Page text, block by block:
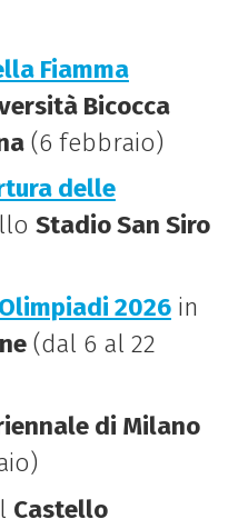
Fiamma
Bicocca
(6 febbraio)
delle
Stadio San Siro
2026in
(dal 6 al 22
di Milano
Castello